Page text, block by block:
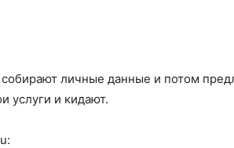
личные данные и потом
услуги и кидают.